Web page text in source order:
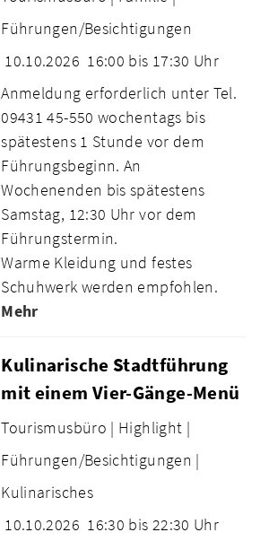
Führungen/Besichtigungen
10.10.2026 16:00 bis 17:30 Uhr
Anmeldung erforderlich unter Tel.
09431 45-550 wochentags bis
spätestens 1 Stunde vor dem
Führungsbeginn. An
Wochenenden bis spätestens
Samstag, 12:30 Uhr vor dem
Führungstermin.
Warme Kleidung und festes
Schuhwerk werden empfohlen.
Mehr
Kulinarische Stadtführung
mit einem Vier-Gänge-Menü
Tourismusbüro | Highlight |
Führungen/Besichtigungen |
Kulinarisches
10.10.2026 16:30 bis 22:30 Uhr